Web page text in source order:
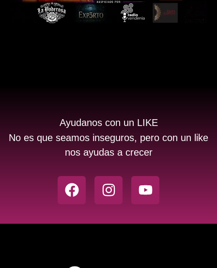
Ayudanos con un LIKE
No es que seamos inseguros, pero con un like
nos ayudas a crecer